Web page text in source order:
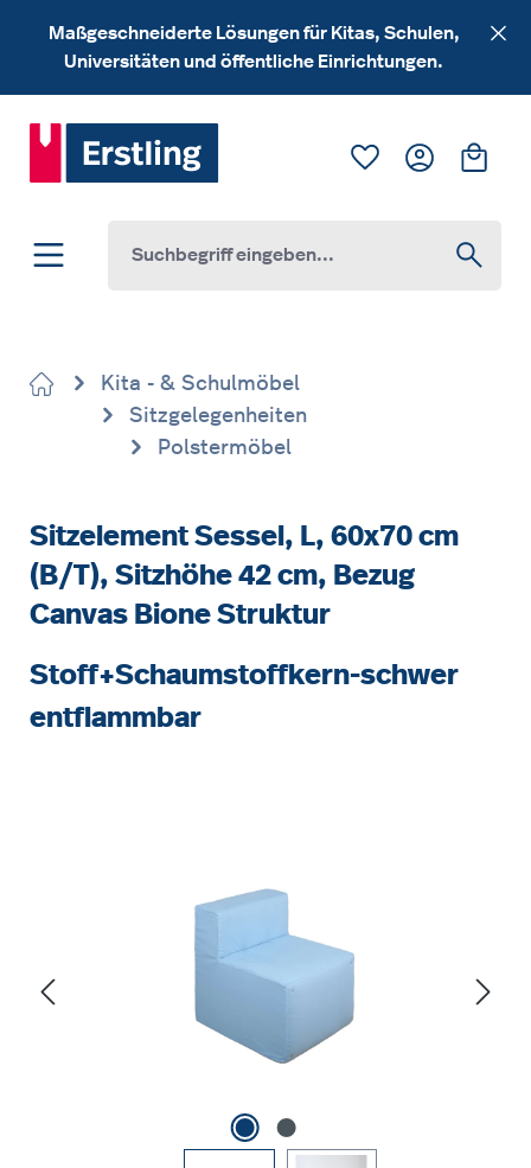
Zum Hauptinhalt springen
Maßgeschneiderte Lösungen für Kitas, Schulen,
Universitäten und öffentliche Einrichtungen.
Du hast 0
Kita - & Schulmöbel
Sitzgelegenheiten
Polstermöbel
Sitzelement Sessel, L, 60x70 cm
(B/T), Sitzhöhe 42 cm, Bezug
Canvas Bione Struktur
Stoff+Schaumstoffkern-schwer
entflammbar